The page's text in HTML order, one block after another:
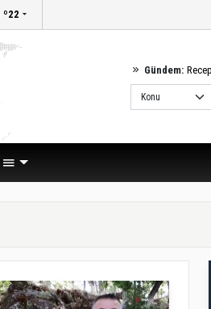
º22
Gündem: